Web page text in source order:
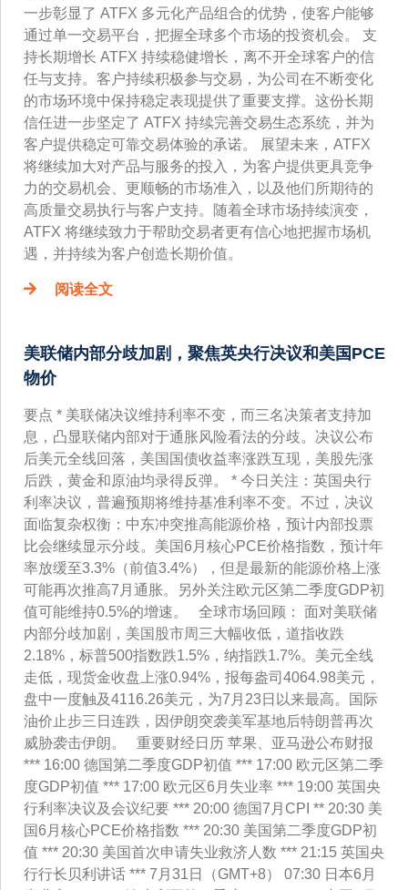
一步彰显了 ATFX 多元化产品组合的优势，使客户能够
通过单一交易平台，把握全球多个市场的投资机会。 支
持长期增长 ATFX 持续稳健增长，离不开全球客户的信
任与支持。客户持续积极参与交易，为公司在不断变化
的市场环境中保持稳定表现提供了重要支撑。这份长期
信任进一步坚定了 ATFX 持续完善交易生态系统，并为
客户提供稳定可靠交易体验的承诺。 展望未来，ATFX
将继续加大对产品与服务的投入，为客户提供更具竞争
力的交易机会、更顺畅的市场准入，以及他们所期待的
高质量交易执行与客户支持。随着全球市场持续演变，
ATFX 将继续致力于帮助交易者更有信心地把握市场机
遇，并持续为客户创造长期价值。
阅读全文
美联储内部分歧加剧，聚焦英央行决议和美国PCE
物价
要点 * 美联储决议维持利率不变，而三名决策者支持加
息，凸显联储内部对于通胀风险看法的分歧。决议公布
后美元全线回落，美国国债收益率涨跌互现，美股先涨
后跌，黄金和原油均录得反弹。 * 今日关注：英国央行
利率决议，普遍预期将维持基准利率不变。不过，决议
面临复杂权衡：中东冲突推高能源价格，预计内部投票
比会继续显示分歧。美国6月核心PCE价格指数，预计年
率放缓至3.3%（前值3.4%），但是最新的能源价格上涨
可能再次推高7月通胀。另外关注欧元区第二季度GDP初
值可能维持0.5%的增速。 全球市场回顾： 面对美联储
内部分歧加剧，美国股市周三大幅收低，道指收跌
2.18%，标普500指数跌1.5%，纳指跌1.7%。美元全线
走低，现货金收盘上涨0.94%，报每盎司4064.98美元，
盘中一度触及4116.26美元，为7月23日以来最高。国际
油价止步三日连跌，因伊朗突袭美军基地后特朗普再次
威胁袭击伊朗。 重要财经日历 苹果、亚马逊公布财报
*** 16:00 德国第二季度GDP初值 *** 17:00 欧元区第二季
度GDP初值 *** 17:00 欧元区6月失业率 *** 19:00 英国央
行利率决议及会议纪要 *** 20:00 德国7月CPI ** 20:30 美
国6月核心PCE价格指数 *** 20:30 美国第二季度GDP初
值 *** 20:30 美国首次申请失业救济人数 *** 21:15 英国央
行行长贝利讲话 *** 7月31日（GMT+8） 07:30 日本6月